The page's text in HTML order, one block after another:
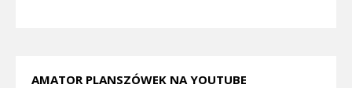
AMATOR PLANSZÓWEK NA YOUTUBE